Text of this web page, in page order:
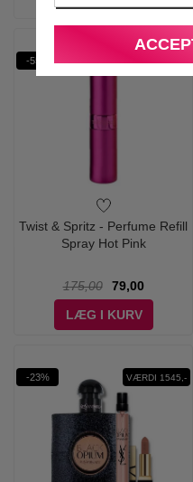
-55%
Twist & Spritz - Perfume Refill
Spray Hot Pink
175,00
79,00
LÆG I KURV
-23% VÆRDI 1545,-